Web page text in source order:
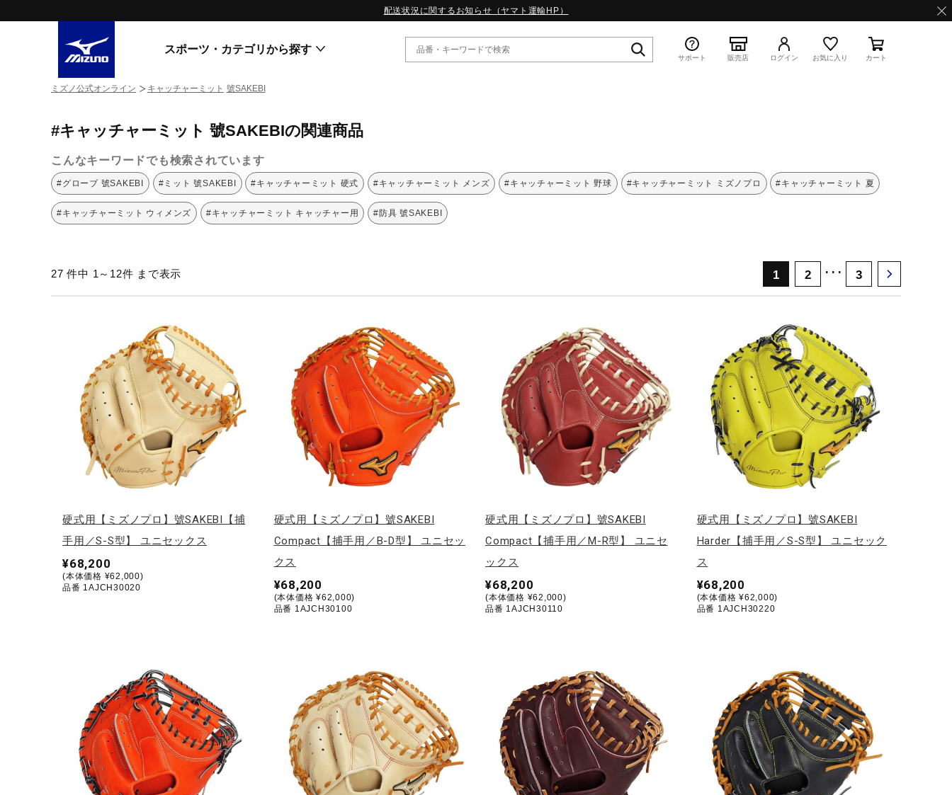
配送状況に関するお知らせ（ヤマト運輸HP）
スポーツ・カテゴリから探す
ライフスタイルウエア
ランニング
サッカー／フットサル
テニス／ソフトテニス
バドミントン
陸上競技
卓球
ソフトボール
ウィンタースポーツ
ワーキング
ウォーキングシューズ
ライフスタイルグッズ
インナー
健康／エクササイズ
ジュニア／キッズ
メディカル
コラボ／ライセンス
WAVE PROPHECY
MORELIA LS
WAVE RIDER
MXR
ゴアテックス
W.PROPHECY1｜特集
WP MAGIC MITA｜特集
WP STRAP｜特集
スペシャルカラーパック｜特集
スニーカー商品をすべて見る
サポート 販売店 ログイン お気に入り カート
ミズノ公式オンライン キャッチャーミット 號SAKEBI
#キャッチャーミット 號SAKEBIの関連商品
こんなキーワードでも検索されています
#グローブ 號SAKEBI #ミット 號SAKEBI #キャッチャーミット 硬式 #キャッチャーミット メンズ #キャッチャーミット 野球 #キャッチャーミット ミズノプロ #キャッチャーミット 夏
#キャッチャーミット ウィメンズ #キャッチャーミット キャッチャー用 #防具 號SAKEBI
27 件中 1～12件 まで表示 1 2 ･･･ 3
硬式用【ミズノプロ】號SAKEBI【捕
手用／S-S型】 ユニセックス
¥68,200
(本体価格 ¥62,000)
品番 1AJCH30020
硬式用【ミズノプロ】號SAKEBI
Compact【捕手用／B-D型】 ユニセッ
クス
¥68,200
(本体価格 ¥62,000)
品番 1AJCH30100
硬式用【ミズノプロ】號SAKEBI
Compact【捕手用／M-R型】 ユニセ
ックス
¥68,200
(本体価格 ¥62,000)
品番 1AJCH30110
硬式用【ミズノプロ】號SAKEBI
Harder【捕手用／S-S型】 ユニセック
ス
¥68,200
(本体価格 ¥62,000)
品番 1AJCH30220